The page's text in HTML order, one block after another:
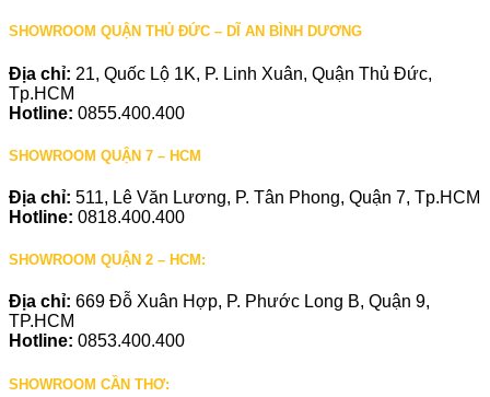
SHOWROOM QUẬN THỦ ĐỨC – DĨ AN BÌNH DƯƠNG
Địa chỉ: 21, Quốc Lộ 1K, P. Linh Xuân, Quận Thủ Đức,
Tp.HCM
Hotline: 0855.400.400
SHOWROOM QUẬN 7 – HCM
Địa chỉ: 511, Lê Văn Lương, P. Tân Phong, Quận 7, Tp.HCM
Hotline: 0818.400.400
SHOWROOM QUẬN 2 – HCM:
Địa chỉ: 669 Đỗ Xuân Hợp, P. Phước Long B, Quận 9,
TP.HCM
Hotline: 0853.400.400
SHOWROOM CẦN THƠ: